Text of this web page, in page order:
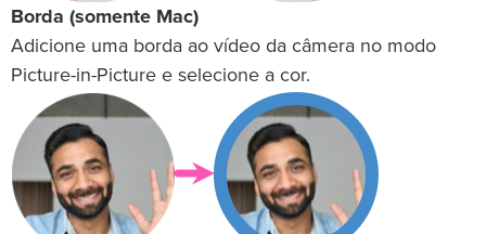
Borda (somente Mac)
Adicione uma borda ao vídeo da câmera no modo
Picture-in-Picture e selecione a cor.